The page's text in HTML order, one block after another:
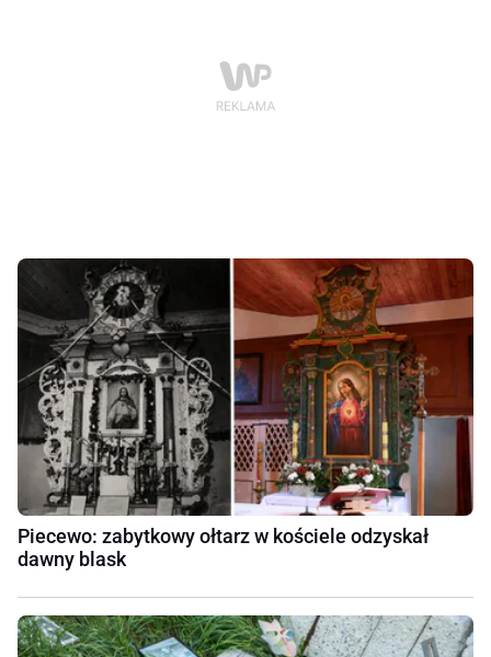
Piecewo: zabytkowy ołtarz w kościele odzyskał
dawny blask